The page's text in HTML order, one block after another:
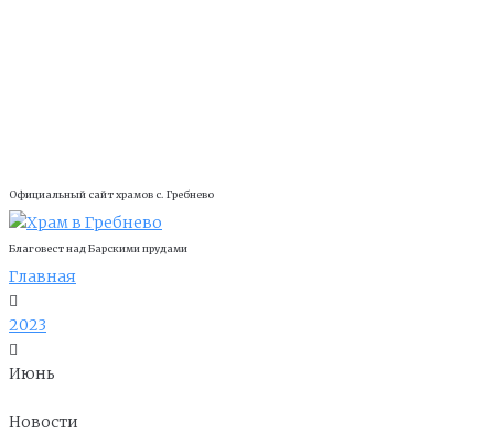
Официальный сайт храмов с. Гребнево
Благовест над Барскими прудами
Главная
2023
Июнь
Новости